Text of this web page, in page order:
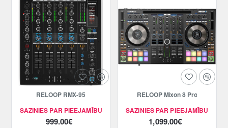
SAZINIES PAR PIEEJAMĪBU
RELOOP RMX-95
999.00€
SAZINIES PAR PIEEJAMĪBU
RELOOP Mixon 8 Pro
1,099.00€